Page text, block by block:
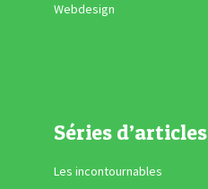
Webdesign
Séries d’articles
Les incontournables